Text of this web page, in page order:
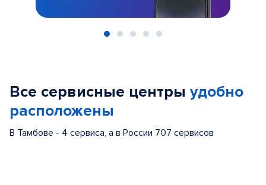
Все сервисные центры удобно
расположены
В Тамбове - 4 сервиса, а в России 707 сервисов